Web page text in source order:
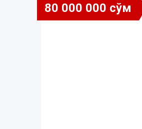
80 000 000 сўм